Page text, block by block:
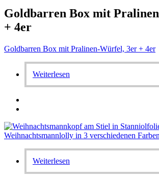
Goldbarren Box mit
+ 4er
Goldbarren Box mit Pralinen-Würfel, 3er + 4er
Weiterlesen
Weiterlesen